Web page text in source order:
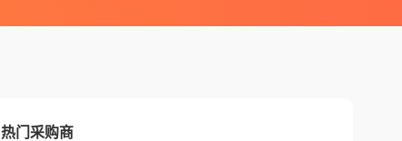
热门采购商